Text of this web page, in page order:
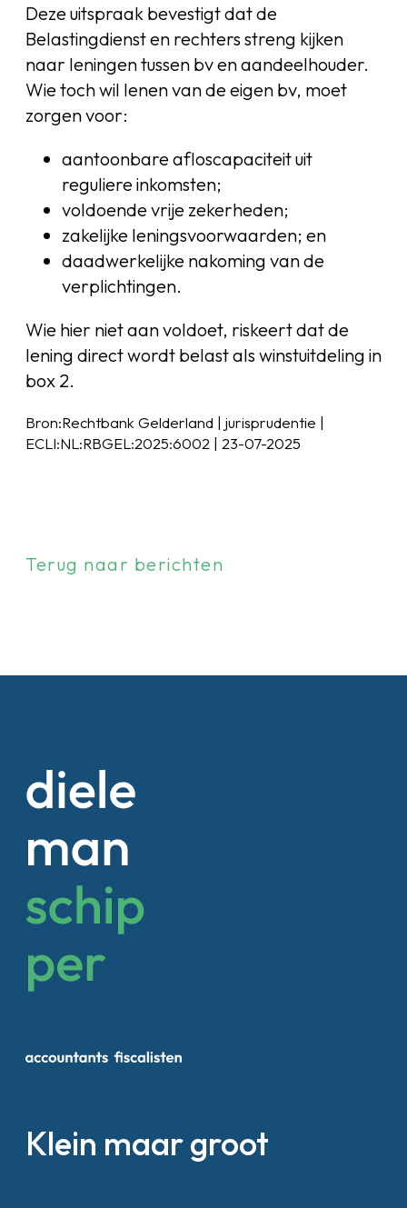
Deze uitspraak bevestigt dat de
Belastingdienst en rechters streng kijken
naar leningen tussen bv en aandeelhouder.
Wie toch wil lenen van de eigen bv, moet
zorgen voor:
aantoonbare afloscapaciteit uit
reguliere inkomsten;
voldoende vrije zekerheden;
zakelijke leningsvoorwaarden; en
daadwerkelijke nakoming van de
verplichtingen.
Wie hier niet aan voldoet, riskeert dat de
lening direct wordt belast als winstuitdeling in
box 2.
Bron:Rechtbank Gelderland | jurisprudentie |
ECLI:NL:RBGEL:2025:6002 | 23-07-2025
Terug naar berichten
Klein maar groot